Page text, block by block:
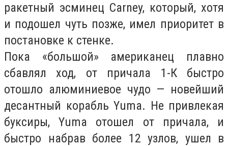
ракетный эсминец Carney, который, хотя
и подошел чуть позже, имел приоритет в
постановке к стенке.
Пока «большой» американец плавно
сбавлял ход, от причала 1-К быстро
отошло алюминиевое чудо — новейший
десантный корабль Yuma. Не привлекая
буксиры, Yuma отошел от причала, и
быстро набрав более 12 узлов, ушел в